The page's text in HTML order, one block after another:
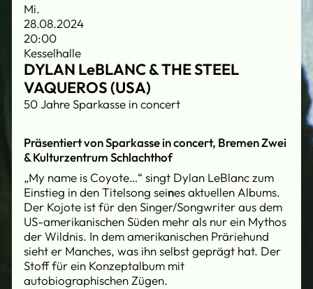
Mi.
28.08.2024
20:00
Kesselhalle
DYLAN LeBLANC & THE STEEL
VAQUEROS (USA)
50 Jahre Sparkasse in concert
Präsentiert von Sparkasse in concert, Bremen Zwei
& Kulturzentrum Schlachthof
„My name is Coyote…“ singt Dylan LeBlanc zum
Einstieg in den Titelsong seines aktuellen Albums.
Der Kojote ist für den Singer/Songwriter aus dem
US-amerikanischen Süden mehr als nur ein Mythos
der Wildnis. In dem amerikanischen Präriehund
sieht er Manches, was ihn selbst geprägt hat. Der
Stoff für ein Konzeptalbum mit
autobiographischen Zügen.